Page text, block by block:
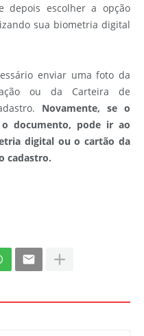
depois escolher a opção
sua biometria digital
enviar uma foto da
ou da Carteira de
Novamente, se o
documento, pode ir ao
digital ou o cartão da
cadastro.